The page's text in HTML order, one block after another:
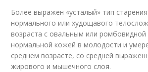
Более выражен «усталый» тип
нормального или худощавого
возраста с овальным или
нормальной кожей в молодости и
среднем возрасте, со средней
жирового и мышечного слоя.